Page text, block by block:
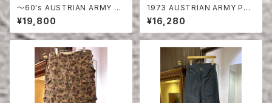
〜60's AUSTRIAN ARMY PE
A DOT CAMO FIERD PANT
S
¥19,800
1973 AUSTRIAN ARMY PEA
DOT CAMO FIERD PANTS
¥16,280